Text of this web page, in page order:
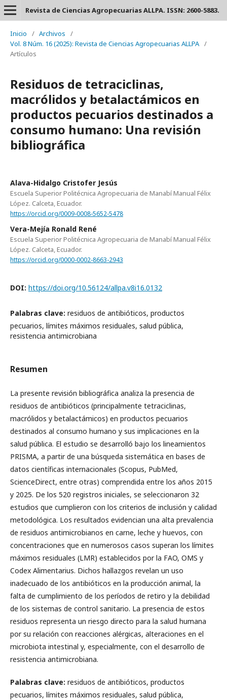
Revista de Ciencias Agropecuarias ALLPA. ISSN: 2600-5883.
Inicio / Archivos
/
Vol. 8 Núm. 16 (2025): Revista de Ciencias Agropecuarias ALLPA /
Artículos
Residuos de tetraciclinas,
macrólidos y betalactámicos en
productos pecuarios destinados a
consumo humano: Una revisión
bibliográfica
Alava-Hidalgo Cristofer Jesús
Escuela Superior Politécnica Agropecuaria de Manabí Manual Félix
López. Calceta, Ecuador.
https://orcid.org/0009-0008-5652-5478
Vera-Mejía Ronald René
Escuela Superior Politécnica Agropecuaria de Manabí Manual Félix
López. Calceta, Ecuador.
https://orcid.org/0000-0002-8663-2943
DOI: https://doi.org/10.56124/allpa.v8i16.0132
Palabras clave: residuos de antibióticos, productos
pecuarios, límites máximos residuales, salud pública,
resistencia antimicrobiana
Resumen
La presente revisión bibliográfica analiza la presencia de
residuos de antibióticos (principalmente tetraciclinas,
macrólidos y betalactámicos) en productos pecuarios
destinados al consumo humano y sus implicaciones en la
salud pública. El estudio se desarrolló bajo los lineamientos
PRISMA, a partir de una búsqueda sistemática en bases de
datos científicas internacionales (Scopus, PubMed,
ScienceDirect, entre otras) comprendida entre los años 2015
y 2025. De los 520 registros iniciales, se seleccionaron 32
estudios que cumplieron con los criterios de inclusión y calidad
metodológica. Los resultados evidencian una alta prevalencia
de residuos antimicrobianos en carne, leche y huevos, con
concentraciones que en numerosos casos superan los límites
máximos residuales (LMR) establecidos por la FAO, OMS y
Codex Alimentarius. Dichos hallazgos revelan un uso
inadecuado de los antibióticos en la producción animal, la
falta de cumplimiento de los períodos de retiro y la debilidad
de los sistemas de control sanitario. La presencia de estos
residuos representa un riesgo directo para la salud humana
por su relación con reacciones alérgicas, alteraciones en el
microbiota intestinal y, especialmente, con el desarrollo de
resistencia antimicrobiana.
Palabras clave: residuos de antibióticos, productos
pecuarios, límites máximos residuales, salud pública,